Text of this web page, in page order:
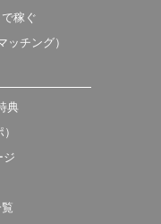
稼ぐ
ッチング）
典
ジ